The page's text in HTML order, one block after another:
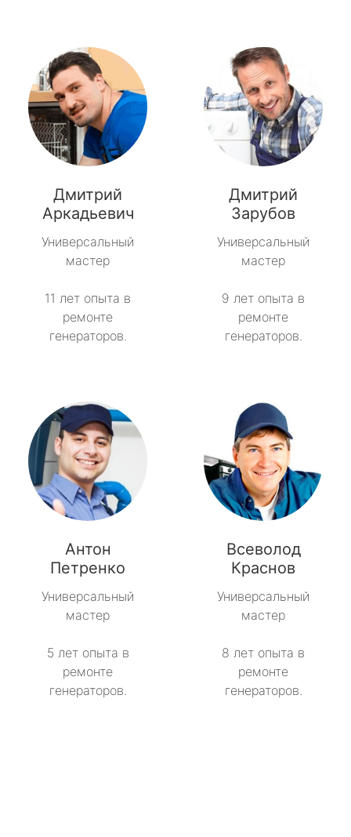
Дмитрий
Аркадьевич
Универсальный
мастер
11 лет опыта в
ремонте
генераторов.
Дмитрий
Зарубов
Универсальный
мастер
9 лет опыта в
ремонте
генераторов.
Антон
Петренко
Универсальный
мастер
5 лет опыта в
ремонте
генераторов.
Всеволод
Краснов
Универсальный
мастер
8 лет опыта в
ремонте
генераторов.